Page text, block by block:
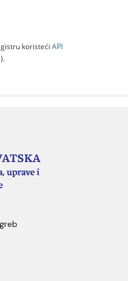
koristeći API
).